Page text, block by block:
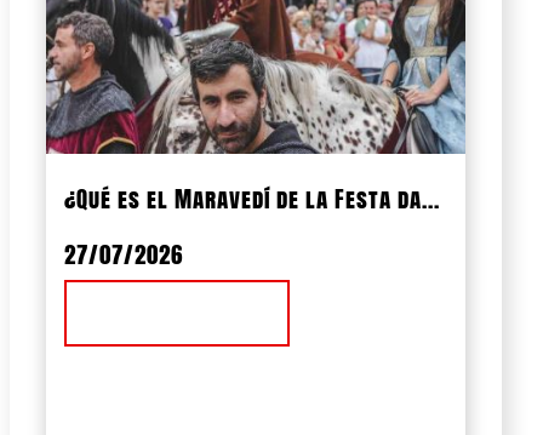
¿Qué es el Maravedí de la Festa da...
27/07/2026